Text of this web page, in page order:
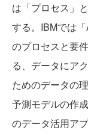
は「プロセス」
する。IBMでは
のプロセスと要
る、データにア
ためのデータの
予測モデルの作
のデータ活用ア